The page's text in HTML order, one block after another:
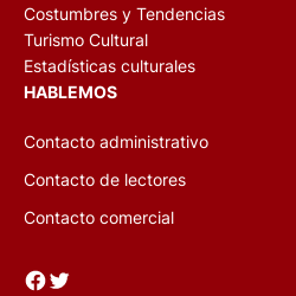
Costumbres y Tendencias
Turismo Cultural
Estadísticas culturales
HABLEMOS
Contacto administrativo
Contacto de lectores
Contacto comercial
Facebook Twitter